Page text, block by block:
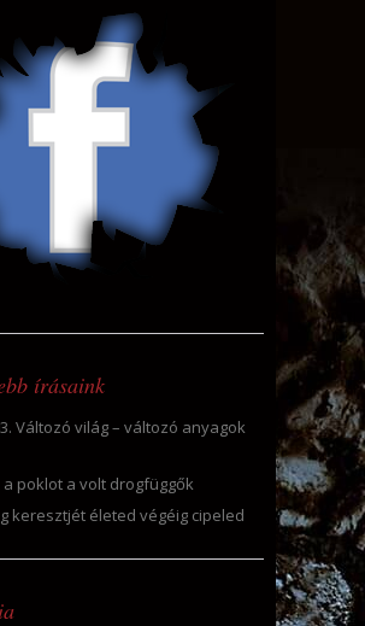
írásaink
Változó világ – változó anyagok
poklot a volt drogfüggők
keresztjét életed végéig cipeled